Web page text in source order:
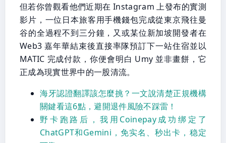
但若你曾觀看他們近期在 Instagram 上發布的實測
影片，一位日本旅客用手機錢包完成從東京飛往曼
谷的全過程不到三分鐘，又或某位新加坡開發者在
Web3 嘉年華結束後直接率隊預訂下一站住宿並以
MATIC 完成付款，你便會明白 Umy 並非畫餅，它
正成為現實世界中的一股清流。
海牙認證翻譯該怎麼挑？一文說清楚正規機構
關鍵看這6點，避開退件風險不踩雷！
野卡跑路后，我用Coinepay成功绑定了
ChatGPT和Gemini，免实名、秒出卡，稳定